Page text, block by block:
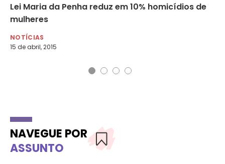
Lei Maria da Penha reduz em 10% homicídios de
mulheres
NOTÍCIAS
15 de abril, 2015
NAVEGUE POR
ASSUNTO